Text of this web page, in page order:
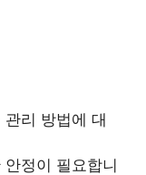
리 방법에 대
정이 필요합니